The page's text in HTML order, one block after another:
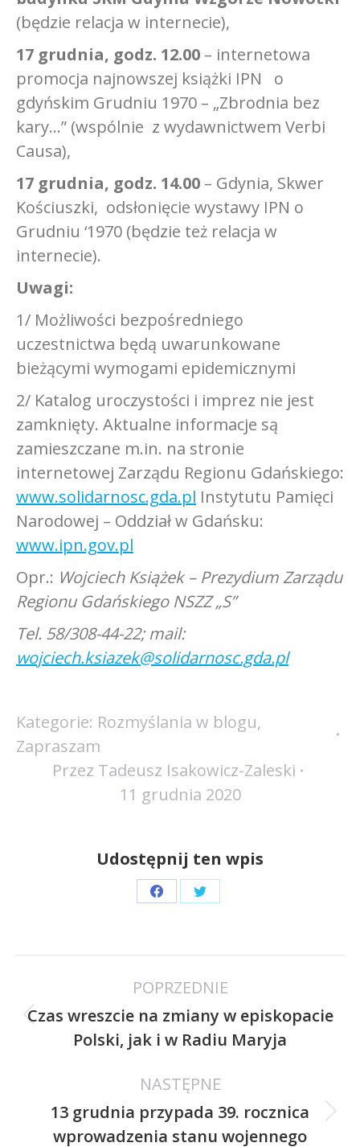
(będzie relacja w internecie),
17 grudnia, godz. 12.00 – internetowa
promocja najnowszej książki IPN o
gdyńskim Grudniu 1970 – „Zbrodnia bez
kary…” (wspólnie z wydawnictwem Verbi
Causa),
17 grudnia, godz. 14.00 – Gdynia, Skwer
Kościuszki, odsłonięcie wystawy IPN o
Grudniu ‘1970 (będzie też relacja w
internecie).
Uwagi:
1/ Możliwości bezpośredniego
uczestnictwa będą uwarunkowane
bieżącymi wymogami epidemicznymi
2/ Katalog uroczystości i imprez nie jest
zamknięty. Aktualne informacje są
zamieszczane m.in. na stronie
internetowej Zarządu Regionu Gdańskiego:
www.solidarnosc.gda.pl Instytutu Pamięci
Narodowej – Oddział w Gdańsku:
www.ipn.gov.pl
Opr.: Wojciech Książek – Prezydium Zarządu
Regionu Gdańskiego NSZZ „S”
Tel. 58/308-44-22; mail:
wojciech.ksiazek@solidarnosc.gda.pl
Kategorie: Rozmyślania w blogu,
Zapraszam
Przez Tadeusz Isakowicz-Zaleski
11 grudnia 2020
Udostępnij ten wpis
Share
Facebook
Share
Twitter
POPRZEDNIE
Poprzedni
wpis:
Czas wreszcie na zmiany w episkopacie
Polski, jak i w Radiu Maryja
NASTĘPNE
Następny
13 grudnia przypada 39. rocznica
wprowadzenia stanu wojennego